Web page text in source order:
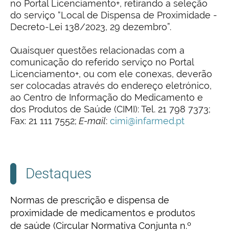
no Portal Licenciamento+, retirando a seleção
do serviço “Local de Dispensa de Proximidade -
Decreto-Lei 138/2023, 29 dezembro”.
Quaisquer questões relacionadas com a
comunicação do referido serviço no Portal
Licenciamento+, ou com ele conexas, deverão
ser colocadas através do endereço eletrónico,
ao Centro de Informação do Medicamento e
dos Produtos de Saúde (CIMI): Tel. 21 798 7373;
Fax: 21 111 7552; E-mail: cimi@infarmed.pt
Destaques
Normas de prescrição e dispensa de
proximidade de medicamentos e produtos
de saúde (Circular Normativa Conjunta n.º